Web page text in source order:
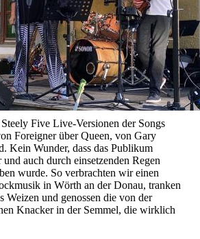
Five Live-Versionen der Songs
Foreigner über Queen, von Gary
Kein Wunder, dass das Publikum
auch durch einsetzenden Regen
wurde. So verbrachten wir einen
in Wörth an der Donau, tranken
Weizen und genossen die von der
Knacker in der Semmel, die wirklich